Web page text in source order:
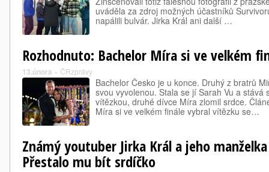
uváděla za zdroj možných účastníků
napálili bulvár. Jirka Král ani další …
Rozhodnuto: Bachelor Míra si ve velkém
13.února » ČRzprávy
Bachelor Česko je u konce. Druhý z bratrů
svou vyvolenou. Stala se jí Sarah Vu a stává
vítězkou, druhé dívce Míra zlomil srdce.
Míra si ve velkém finále vybral vítězku se…
Známý youtuber Jirka Král a jeho
Přestalo mu bít srdíčko